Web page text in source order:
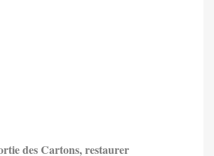
des Cartons, restaurer